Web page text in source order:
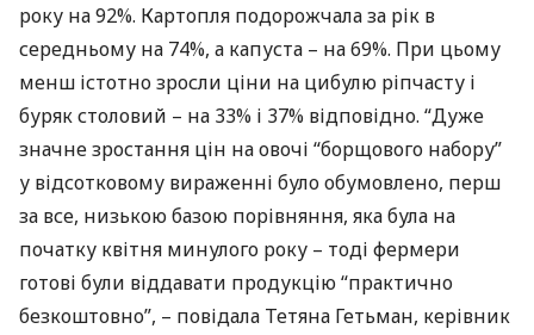
року на 92%. Картопля подорожчала за рік в
середньому на 74%, а капуста – на 69%. При цьому
менш істотно зросли ціни на цибулю ріпчасту і
буряк столовий – на 33% і 37% відповідно. “Дуже
значне зростання цін на овочі “борщового набору”
у відсотковому вираженні було обумовлено, перш
за все, низькою базою порівняння, яка була на
початку квітня минулого року – тоді фермери
готові були віддавати продукцію “практично
безкоштовно”, – повідала Тетяна Гетьман, керівник